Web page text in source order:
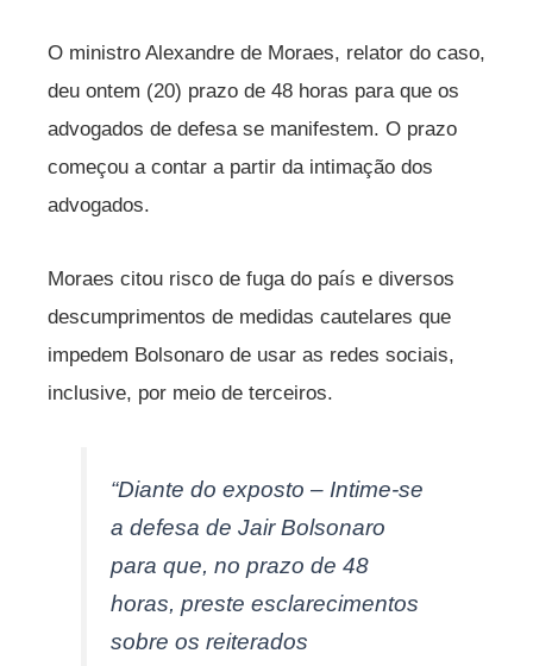
O ministro Alexandre de Moraes, relator do caso,
deu ontem (20) prazo de 48 horas para que os
advogados de defesa se manifestem. O prazo
começou a contar a partir da intimação dos
advogados.
Moraes citou risco de fuga do país e diversos
descumprimentos de medidas cautelares que
impedem Bolsonaro de usar as redes sociais,
inclusive, por meio de terceiros.
“Diante do exposto – Intime-se
a defesa de Jair Bolsonaro
para que, no prazo de 48
horas, preste esclarecimentos
sobre os reiterados